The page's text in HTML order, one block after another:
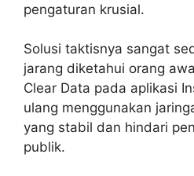
pengaturan krusial.
Solusi taktisnya sangat
jarang diketahui orang
Clear Data pada aplikasi
ulang menggunakan
yang stabil dan hindari
publik.